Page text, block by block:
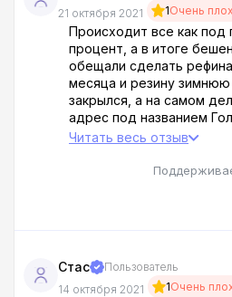
21 октября 2021
1Очень
Происходит все как под
процент, а в итоге
обещали сделать
месяца и резину
закрылся, а на самом
адрес под названием
берут, а если и взяли, то
большую сумму, теперь
Читать весь отзыв
Стас
Пользователь
14 октября 2021
1Очень